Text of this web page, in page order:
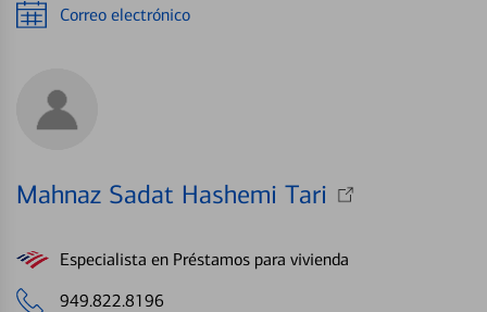
Correo electrónico
Mahnaz Sadat Hashemi Tari
Especialista en Préstamos para vivienda
949.822.8196